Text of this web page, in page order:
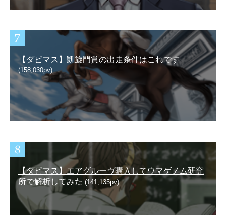
【ダビマス】凱旋門賞の出走条件はこれです
(158,030pv)
【ダビマス】エアグルーヴ購入してウマゲノム研究
所で解析してみた (141,135pv)